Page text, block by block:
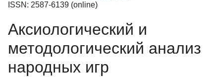
ISSN: 2587-6139 (online)
Аксиологический и
методологический анализ
народных игр